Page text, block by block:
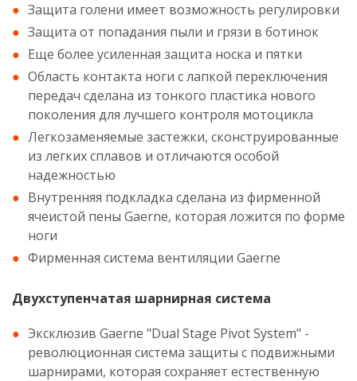
Защита голени имеет возможность регулировки
Защита от попадания пыли и грязи в ботинок
Еще более усиленная защита носка и пятки
Область контакта ноги с лапкой переключения
передач сделана из тонкого пластика нового
поколения для лучшего контроля мотоцикла
Легкозаменяемые застежки, сконструированные
из легких сплавов и отличаются особой
надежностью
Внутренняя подкладка сделана из фирменной
ячеистой пены Gaerne, которая ложится по форме
ноги
Фирменная система вентиляции Gaerne
Двухступенчатая шарнирная система
Эксклюзив Gaerne "Dual Stage Pivot System" -
революционная система защиты с подвижными
шарнирами, которая сохраняет естественную